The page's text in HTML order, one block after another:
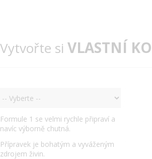
Vytvořte si VLASTNÍ
Formule 1 se velmi rychle připraví a
navíc výborně chutná.
Přípravek je bohatým a vyváženým
zdrojem živin.